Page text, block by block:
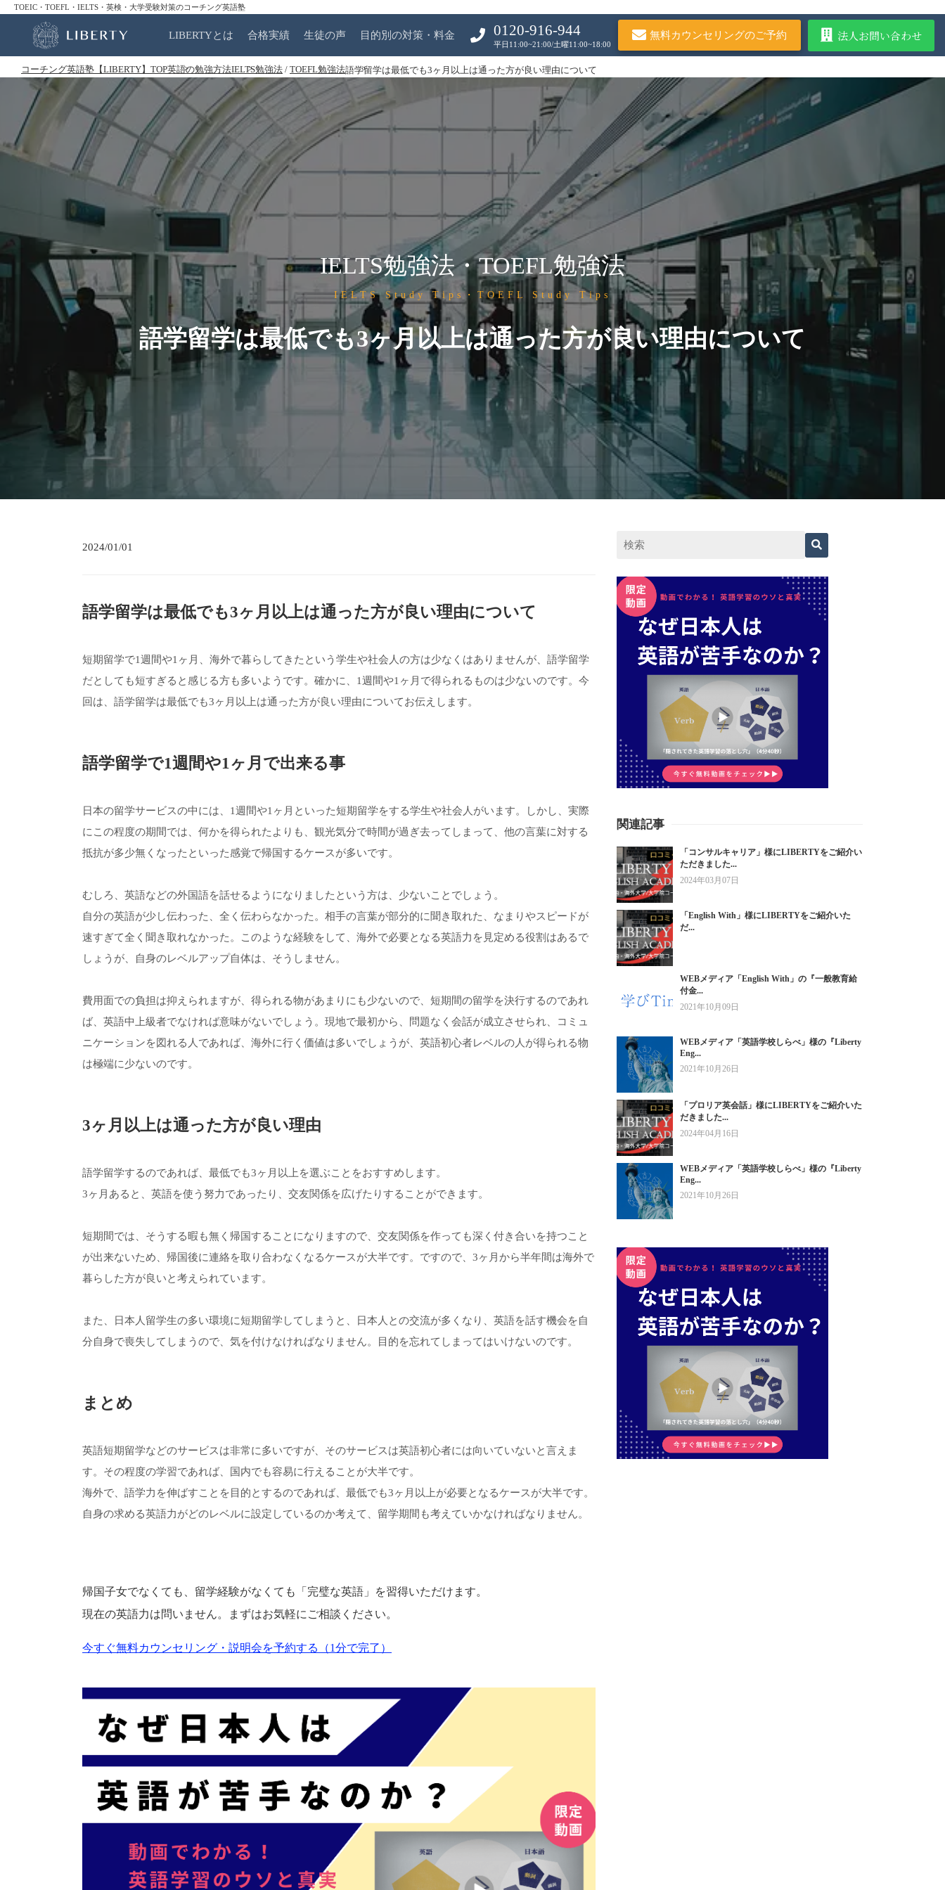
TOEIC・TOEFL・IELTS・英検・大学受験対策のコーチング英語塾
LIBERTYとは 合格実績 生徒の声 目的別の対策・料金 0120-916-944
平日11:00~21:00/土曜11:00~18:00
無料カウンセリングのご予約 法人お問い合わせ
コーチング英語塾【LIBERTY】TOP英語の勉強方法IELTS勉強法 / TOEFL勉強法語学留学は最低でも3ヶ月以上は通った方が良い理由について
IELTS勉強法・TOEFL勉強法
IELTS Study Tips・TOEFL Study Tips
語学留学は最低でも3ヶ月以上は通った方が良い理由について
2024/01/01
語学留学は最低でも3ヶ月以上は通った方が良い理由について
短期留学で1週間や1ヶ月、海外で暮らしてきたという学生や社会人の方は少なくはありませんが、語学留学
だとしても短すぎると感じる方も多いようです。確かに、1週間や1ヶ月で得られるものは少ないのです。今
回は、語学留学は最低でも3ヶ月以上は通った方が良い理由についてお伝えします。
語学留学で1週間や1ヶ月で出来る事
日本の留学サービスの中には、1週間や1ヶ月といった短期留学をする学生や社会人がいます。しかし、実際
にこの程度の期間では、何かを得られたよりも、観光気分で時間が過ぎ去ってしまって、他の言葉に対する
抵抗が多少無くなったといった感覚で帰国するケースが多いです。
むしろ、英語などの外国語を話せるようになりましたという方は、少ないことでしょう。
自分の英語が少し伝わった、全く伝わらなかった。相手の言葉が部分的に聞き取れた、なまりやスピードが
速すぎて全く聞き取れなかった。このような経験をして、海外で必要となる英語力を見定める役割はあるで
しょうが、自身のレベルアップ自体は、そうしません。
費用面での負担は抑えられますが、得られる物があまりにも少ないので、短期間の留学を決行するのであれ
ば、英語中上級者でなければ意味がないでしょう。現地で最初から、問題なく会話が成立させられ、コミュ
ニケーションを図れる人であれば、海外に行く価値は多いでしょうが、英語初心者レベルの人が得られる物
は極端に少ないのです。
3ヶ月以上は通った方が良い理由
語学留学するのであれば、最低でも3ヶ月以上を選ぶことをおすすめします。
3ヶ月あると、英語を使う努力であったり、交友関係を広げたりすることができます。
短期間では、そうする暇も無く帰国することになりますので、交友関係を作っても深く付き合いを持つこと
が出来ないため、帰国後に連絡を取り合わなくなるケースが大半です。ですので、3ヶ月から半年間は海外で
暮らした方が良いと考えられています。
また、日本人留学生の多い環境に短期留学してしまうと、日本人との交流が多くなり、英語を話す機会を自
分自身で喪失してしまうので、気を付けなければなりません。目的を忘れてしまってはいけないのです。
まとめ
英語短期留学などのサービスは非常に多いですが、そのサービスは英語初心者には向いていないと言えま
す。その程度の学習であれば、国内でも容易に行えることが大半です。
海外で、語学力を伸ばすことを目的とするのであれば、最低でも3ヶ月以上が必要となるケースが大半です。
自身の求める英語力がどのレベルに設定しているのか考えて、留学期間も考えていかなければなりません。
帰国子女でなくても、留学経験がなくても「完璧な英語」を習得いただけます。
現在の英語力は問いません。まずはお気軽にご相談ください。
今すぐ無料カウンセリング・説明会を予約する（1分で完了）
関連記事
「コンサルキャリア」様にLIBERTYをご紹介い
ただきました...
2024年03月07日
「English With」様にLIBERTYをご紹介いた
だ...
WEBメディア「English With」の『一般教育給
付金...
2021年10月09日
WEBメディア「英語学校しらべ」様の『Liberty
Eng...
2021年10月26日
「プロリア英会話」様にLIBERTYをご紹介いた
だきました...
2024年04月16日
WEBメディア「英語学校しらべ」様の『Liberty
Eng...
2021年10月26日